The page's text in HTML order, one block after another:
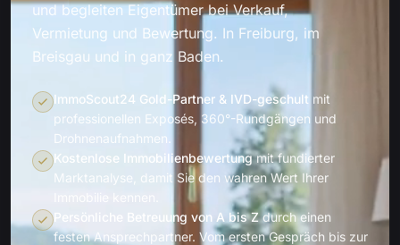
und begleiten Eigentümer bei Verkauf,
Vermietung und Bewertung. In Freiburg, im
Breisgau und in ganz Baden.
ImmoScout24 Gold-Partner & IVD-geschult mit
professionellen Exposés, 360°-Rundgängen und
Drohnenaufnahmen.
Kostenlose Immobilienbewertungmit fundierter
Marktanalyse, damit Sie den wahren Wert Ihrer
Immobilie kennen.
Persönliche Betreuung von A bis Zdurch einen
festen Ansprechpartner. Vom ersten Gespräch bis zur